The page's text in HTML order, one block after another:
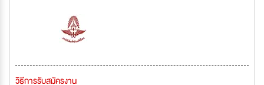
วิธีการรับสมัครงาน